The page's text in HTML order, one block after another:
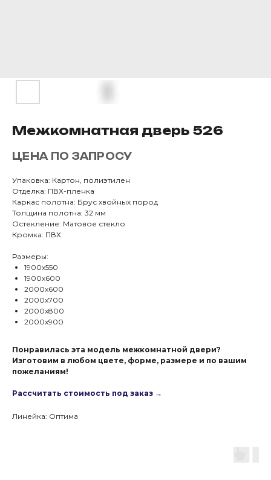
Межкомнатная дверь 526
ЦЕНА ПО ЗАПРОСУ
Упаковка: Картон, полиэтилен
Отделка: ПВХ-пленка
Каркас полотна: Брус хвойных пород
Толщина полотна: 32 мм
Остекление: Матовое стекло
Кромка: ПВХ
Размеры:
1900х550
1900х600
2000х600
2000х700
2000х800
2000х900
Понравилась эта модель межкомнатной двери?
Изготовим в любом цвете, форме, размере и по вашим
пожеланиям!
Рассчитать стоимость под заказ →
Линейка: Оптима